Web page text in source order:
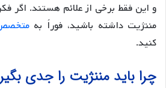
و این فقط برخی از علائم هستند. اگر
مننژیت داشته باشید، فوراً به
کنید.
چرا باید مننژیت را جدی